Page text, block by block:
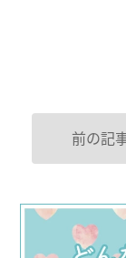
前の記